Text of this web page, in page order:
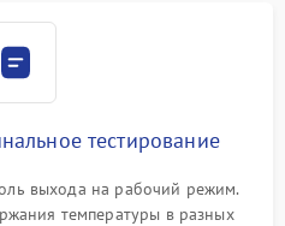
тестирование
выхода на рабочий режим.
температуры в разных